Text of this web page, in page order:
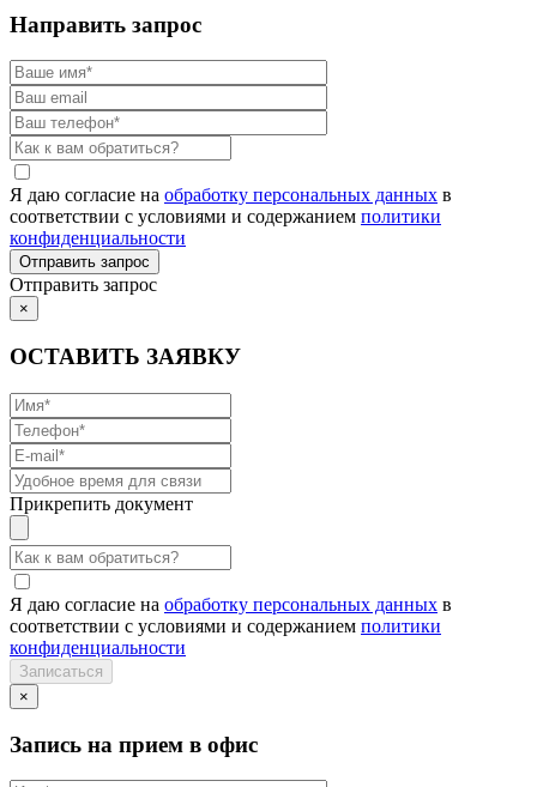
Направить запрос
Я даю согласие на обработку персональных данных в
соответствии с условиями и содержанием политики
конфиденциальности
Отправить запрос
×
ОСТАВИТЬ ЗАЯВКУ
Прикрепить документ
Я даю согласие на обработку персональных данных в
соответствии с условиями и содержанием политики
конфиденциальности
×
Запись на прием в офис